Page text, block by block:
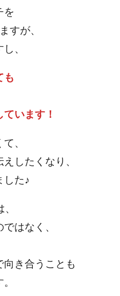
を
すが、
、
も
います！
、
したくなり、
した♪
はなく、
向き合うことも